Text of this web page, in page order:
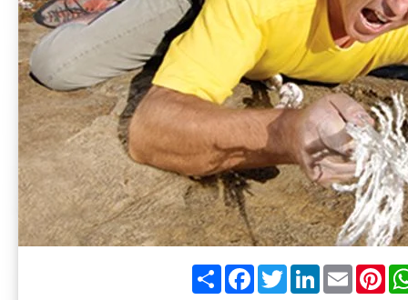
ShareFacebook
TwitterLinkedIn
Email